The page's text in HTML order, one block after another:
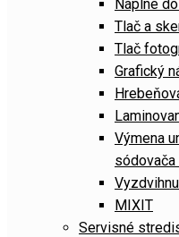
Náplne
Tlač a
Tlač
Grafický
Výmena
sódovača
MIXIT
Servisné